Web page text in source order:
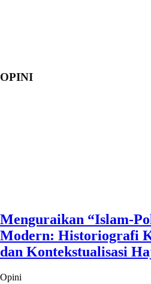
OPINI
Menguraikan “Islam-
Modern: Historiografi
dan Kontekstualisasi
Opini